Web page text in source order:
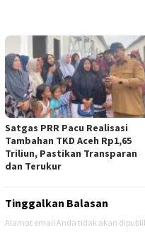
Satgas PRR Pacu Realisasi
Tambahan TKD Aceh Rp1,65
Triliun, Pastikan Transparan
dan Terukur
Tinggalkan Balasan
Alamat email Anda tidak akan